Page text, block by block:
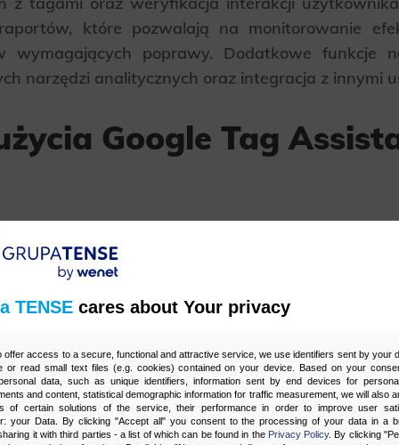
TENSE cares about Your privacy
offer access to a secure, functional and attractive service, we use identifiers sent by your
or read small text files (e.g. cookies) contained on your device. Based on your
data, such as unique identifiers, information sent by end devices for
and content, statistical demographic information for traffic measurement, we will also
of certain solutions of the service, their performance in order to improve user
your Data. By clicking "Accept all" you consent to the processing of your data in a
it with third parties - a list of which can be found in the Privacy Policy. By clicking
które pozwalają na monitorowanie
wymagających poprawy. Dodatkowe funkcje
narzędzi analitycznych oraz integracja z innymi
Google Tag
łatwości weryfikacji poprawności
i ich naprawę. Warto znać także korzyści z
pozwala na lepsze zrozumienie zachowań
kątem konwersji. Poza tym dobrze wiedzieć o
analizę danych oraz podejmowanie decyzji
z innymi